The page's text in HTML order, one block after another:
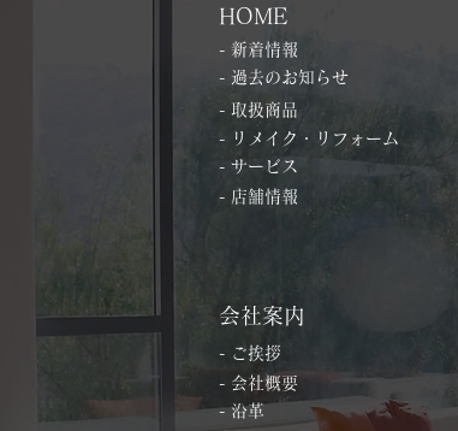
HOME
- 新着情報
- 過去のお知らせ
- 取扱商品
- リメイク・リフォーム
- サービス
- 店舗情報
会社案内
- ご挨拶
- 会社概要
- 沿革